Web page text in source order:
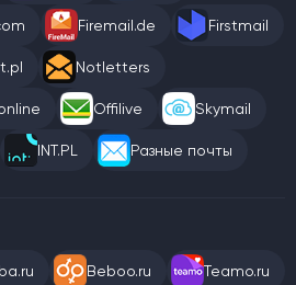
Firemail.de Firstmail
Notletters
Offilive Skymail
INT.PL Разные почты
Beboo.ru Teamo.ru